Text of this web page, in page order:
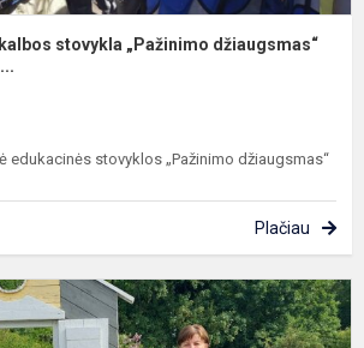
stovykla „Pažinimo džiaugsmas“
edukacinės stovyklos „Pažinimo džiaugsmas“
Plačiau